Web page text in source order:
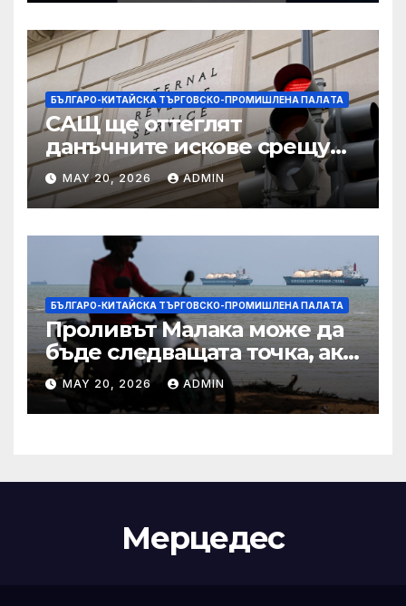
БЪЛГАРО-КИТАЙСКА ТЪРГОВСКО-ПРОМИШЛЕНА ПАЛAТА
САЩ ще оттеглят
данъчните искове срещу
Тръмп „завинаги“ в
сделката за съдебно дело с
IRS
MAY 20, 2026 ADMIN
БЪЛГАРО-КИТАЙСКА ТЪРГОВСКО-ПРОМИШЛЕНА ПАЛAТА
Проливът Малака може да
бъде следващата точка, ако
Азия не внимава
MAY 20, 2026 ADMIN
Мерцедес